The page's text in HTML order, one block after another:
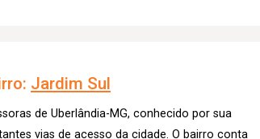
Jardim Sul
de Uberlândia-MG, conhecido por sua
vias de acesso da cidade. O bairro conta